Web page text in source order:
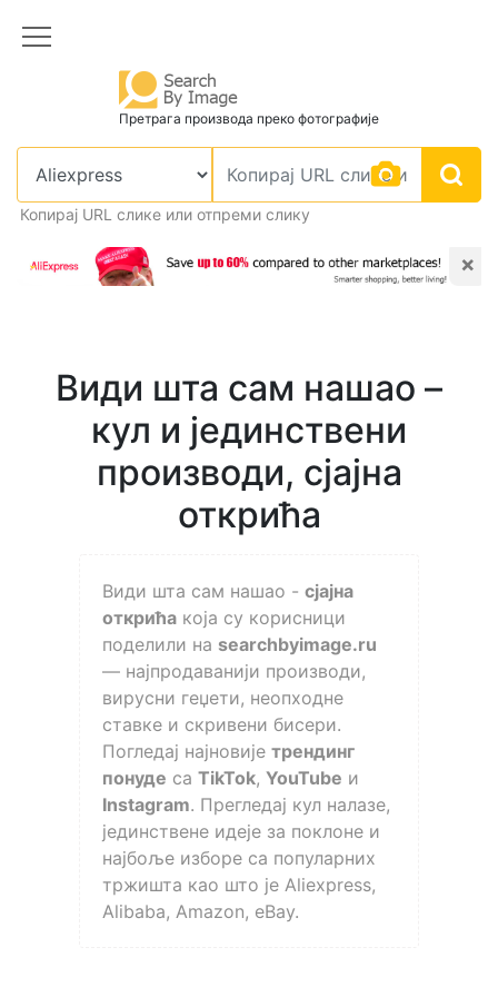
Претрага производа преко фотографије
Копирај URL слике или отпреми слику
×
Види шта сам нашао –
кул и јединствени
производи, сјајна
открића
Види шта сам нашао - сјајна
открића која су корисници
поделили на searchbyimage.ru
— најпродаванији производи,
вирусни геџети, неопходне
ставке и скривени бисери.
Погледај најновије трендинг
понуде са TikTok, YouTube и
Instagram. Прегледај кул налазе,
јединствене идеје за поклоне и
најбоље изборе са популарних
тржишта као што је Aliexpress,
Alibaba, Amazon, eBay.